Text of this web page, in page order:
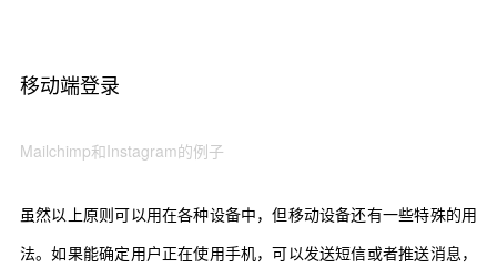
移动端登录
Mailchimp和Instagram的例子
虽然以上原则可以用在各种设备中，但移动设备还有一些特殊的用
法。如果能确定用户正在使用手机，可以发送短信或者推送消息，